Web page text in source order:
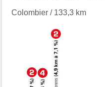
Colombier / 133,3 km